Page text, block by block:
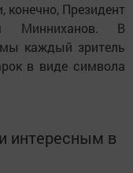
конечно, Президент
Минниханов. В
каждый зритель
в виде символа
интересным в